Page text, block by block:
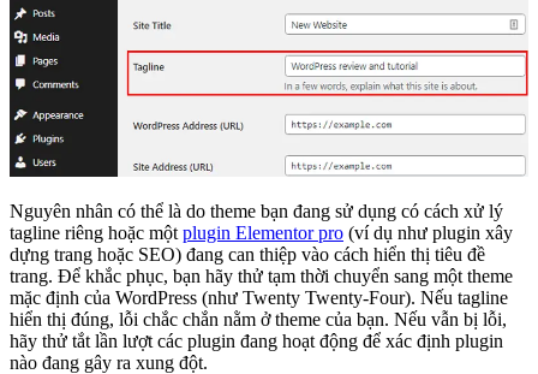
Nguyên nhân có thể là do theme bạn đang sử dụng có cách xử lý
tagline riêng hoặc một plugin Elementor pro (ví dụ như plugin xây
dựng trang hoặc SEO) đang can thiệp vào cách hiển thị tiêu đề
trang. Để khắc phục, bạn hãy thử tạm thời chuyển sang một theme
mặc định của WordPress (như Twenty Twenty-Four). Nếu tagline
hiển thị đúng, lỗi chắc chắn nằm ở theme của bạn. Nếu vẫn bị lỗi,
hãy thử tắt lần lượt các plugin đang hoạt động để xác định plugin
nào đang gây ra xung đột.